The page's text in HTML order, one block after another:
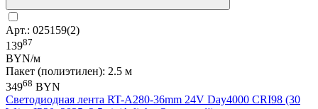
Арт.: 025159(2)
13987
BYN/м
Пакет (полиэтилен): 2.5 м
34968 BYN
Светодиодная лента RT-A280-36mm 24V Day4000 CRI98 (30